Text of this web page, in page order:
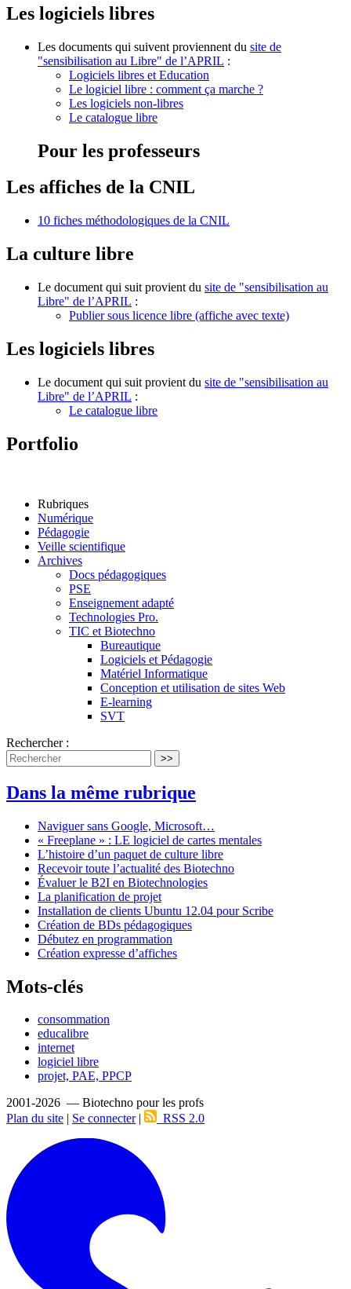
Les logiciels libres
Les documents qui suivent proviennent du site de
"sensibilisation au Libre" de l’APRIL :
Logiciels libres et Education
Le logiciel libre : comment ça marche ?
Les logiciels non-libres
Le catalogue libre
Pour les professeurs
Les affiches de la CNIL
10 fiches méthodologiques de la CNIL
La culture libre
Le document qui suit provient du site de "sensibilisation au
Libre" de l’APRIL :
Publier sous licence libre (affiche avec texte)
Les logiciels libres
Le document qui suit provient du site de "sensibilisation au
Libre" de l’APRIL :
Le catalogue libre
Portfolio
Rubriques
Numérique
Pédagogie
Veille scientifique
Archives
Docs pédagogiques
PSE
Enseignement adapté
Technologies Pro.
TIC et Biotechno
Bureautique
Logiciels et Pédagogie
Matériel Informatique
Conception et utilisation de sites Web
E-learning
SVT
Rechercher :
>>
Dans la même rubrique
Naviguer sans Google, Microsoft…
« Freeplane » : LE logiciel de cartes mentales
L’histoire d’un paquet de culture libre
Recevoir toute l’actualité des Biotechno
Évaluer le B2I en Biotechnologies
La planification de projet
Installation de clients Ubuntu 12.04 pour Scribe
Création de BDs pédagogiques
Débutez en programmation
Création expresse d’affiches
Mots-clés
consommation
educalibre
internet
logiciel libre
projet, PAE, PPCP
2001-2026 — Biotechno pour les profs
Plan du site | Se connecter| RSS 2.0